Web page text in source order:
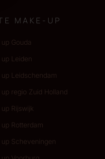
MAKE-UP
Gouda
Leiden
Leidschendam
regio Zuid Holland
Rijswijk
Rotterdam
Scheveningen